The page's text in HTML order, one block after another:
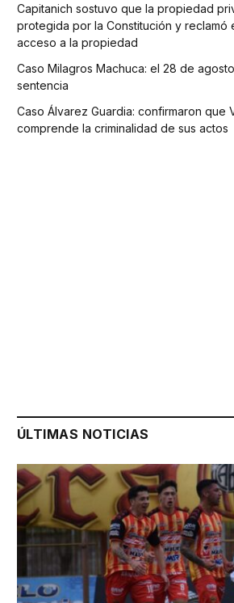
Capitanich sostuvo que la propiedad
protegida por la Constitución y reclamó
acceso a la propiedad
Caso Milagros Machuca: el 28 de
sentencia
Caso Álvarez Guardia: confirmaron que
comprende la criminalidad de sus actos
ÚLTIMAS NOTICIAS